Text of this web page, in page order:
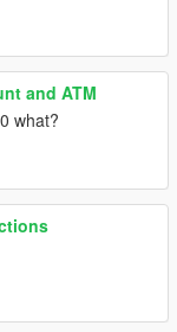
and ATM
what?